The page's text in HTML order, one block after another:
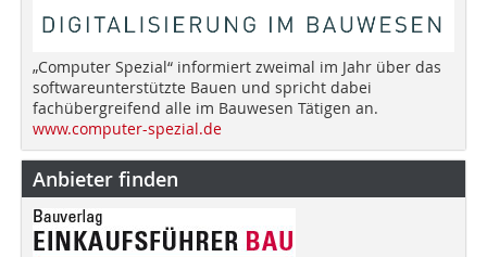
„Computer Spezial“ informiert zweimal im Jahr über das
softwareunterstützte Bauen und spricht dabei
fachübergreifend alle im Bauwesen Tätigen an.
www.computer-spezial.de
Anbieter finden